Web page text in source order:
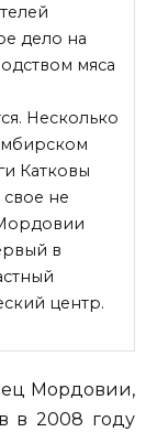
дело на
мяса
Несколько
Катковы
не
в
центр.
Мордовии,
в 2008 году